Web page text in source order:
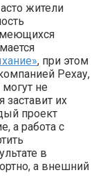
жители
, при этом
Рехау,
не
их
проект
а работа с
в
а внешний